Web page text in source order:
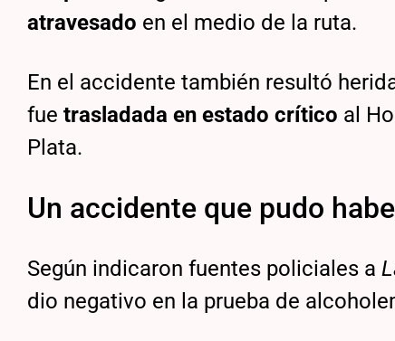
atravesado en el medio de la ruta.
En el accidente también resultó
fuetrasladada en estado crítico al
Plata.
Un accidente que pudo
Según indicaron fuentes policiales a
dio negativo en la prueba de